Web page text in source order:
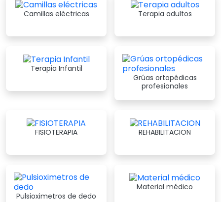
Camillas eléctricas Terapia adultos
Terapia Infantil
Grúas ortopédicas
profesionales
FISIOTERAPIA REHABILITACION
Pulsioximetros de dedo
Material médico